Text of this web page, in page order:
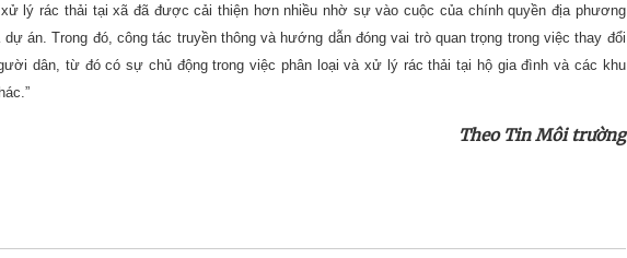
lý rác thải tại xã đã được cải thiện hơn nhiều nhờ sự vào cuộc của chính quyền địa phương
án. Trong đó, công tác truyền thông và hướng dẫn đóng vai trò quan trọng trong việc thay đổi
dân, từ đó có sự chủ động trong việc phân loại và xử lý rác thải tại hộ gia đình và các khu
Theo Tin Môi trường